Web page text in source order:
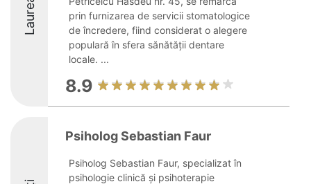
Laureați
prin furnizarea de servicii stomatologice
de încredere, fiind considerat o alegere
populară în sfera sănătății dentare
locale. ...
8.9
Psiholog Sebastian Faur
Psiholog Sebastian Faur, specializat în
psihologie clinică și psihoterapie